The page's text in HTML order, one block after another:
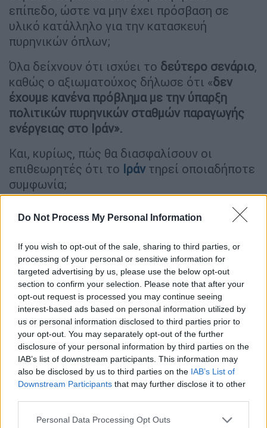
Do Not Process My Personal Information
If you wish to opt-out of the sale, sharing to third parties, or
processing of your personal or sensitive information for
targeted advertising by us, please use the below opt-out
section to confirm your selection. Please note that after your
opt-out request is processed you may continue seeing
interest-based ads based on personal information utilized by
us or personal information disclosed to third parties prior to
your opt-out. You may separately opt-out of the further
disclosure of your personal information by third parties on the
IAB’s list of downstream participants. This information may
also be disclosed by us to third parties on the IAB’s List of
Downstream Participants that may further disclose it to other
Please note that this website/app uses one or more Google
Personal Data Processing Opt Outs
επίπεδο, ώστε να μην έχει πρόσβαση σε
υλικό κατάλληλο για την κατασκευή
πυρηνικών όπλων;
Όλα δείχνουν ότι ισχύει το δεύτερο σενάριο,
καθώς ο αξιωματούχος δήλωσε ότι «δεν
έχουμε κανένα πρόβλημα με την ύπαρξη
πολιτικών πυρηνικών σταθμών παραγωγής
ενέργειας στο Ιράν».
Και, κυρίως, πώς θα διασφαλίσουν οι
επιθεωρητές ότι το Ιράν τηρεί οποιαδήποτε
συμφωνία;
Ο Τραμπ έχει παρουσιάσει ως μεγάλη νίκη
μια ενδεχόμενη δέσμευση της Τεχεράνης να
μην κατασκευάσει πυρηνικό όπλο. Ωστόσο,
το Ιράν ισχυρίζεται εδώ και χρόνια ότι δεν
επιδιώκει κάτι τέτοιο.
Το πραγματικό ζήτημα είναι το πώς η
κυβέρνηση Τραμπ θα διασφαλίσει τη
συμμόρφωση. Επιπλέον, ο Αμερικανός
πρόεδρος θα πρέπει να εξηγήσει γιατί αυτή η
συμφωνία είναι καλύτερη από εκείνη που
είχε διαπραγματευτεί ηκυβέρνηση Ομπάμα
την οποία ο ίδιος χαρακτήριζε συνεχώς
ανεπαρκή. Η συμφωνία εκείνη περιλάμβανε
περιορισμούς στονεμπλουτισμό
ουρανίου